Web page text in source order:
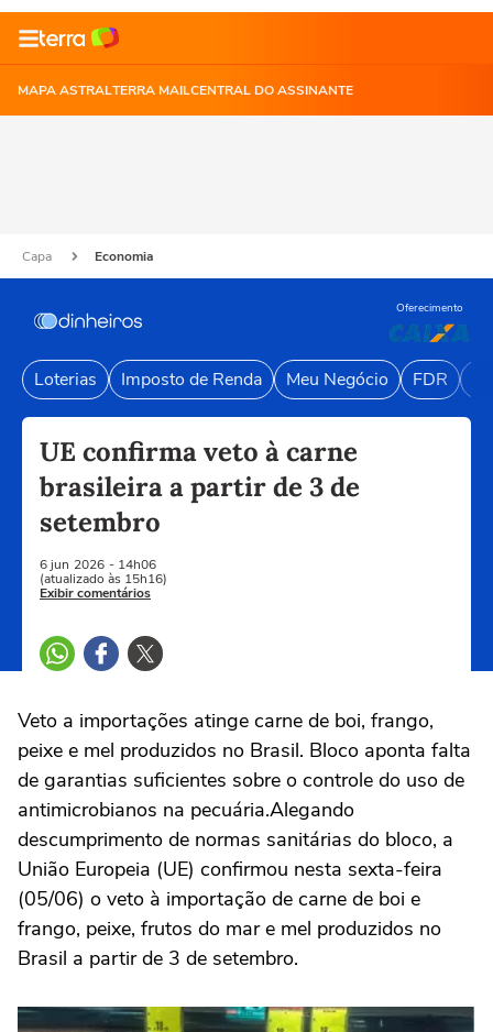
MAPA ASTRALTERRA MAILCENTRAL DO ASSINANTE
Capa Economia
Oferecimento
Loterias Imposto de Renda Meu Negócio FDR
UE confirma veto à carne
brasileira a partir de 3 de
setembro
6 jun 2026 - 14h06
(atualizado às 15h16)
Exibir comentários
Veto a importações atinge carne de boi, frango,
peixe e mel produzidos no Brasil. Bloco aponta falta
de garantias suficientes sobre o controle do uso de
antimicrobianos na pecuária.Alegando
descumprimento de normas sanitárias do bloco, a
União Europeia (UE) confirmou nesta sexta-feira
(05/06) o veto à importação de carne de boi e
frango, peixe, frutos do mar e mel produzidos no
Brasil a partir de 3 de setembro.